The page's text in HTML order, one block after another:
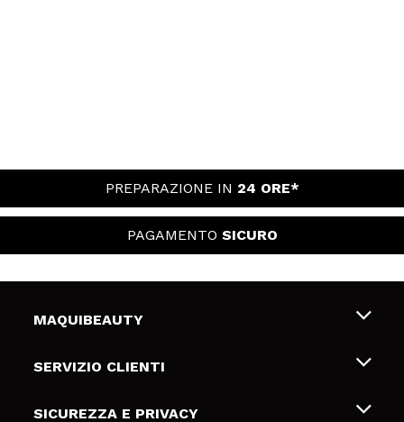
PREPARAZIONE IN 24 ORE*
PAGAMENTO SICURO
MAQUIBEAUTY
Chi siamo
Gift Cards
SERVIZIO CLIENTI
Spedizioni & Resi
SICUREZZA E PRIVACY